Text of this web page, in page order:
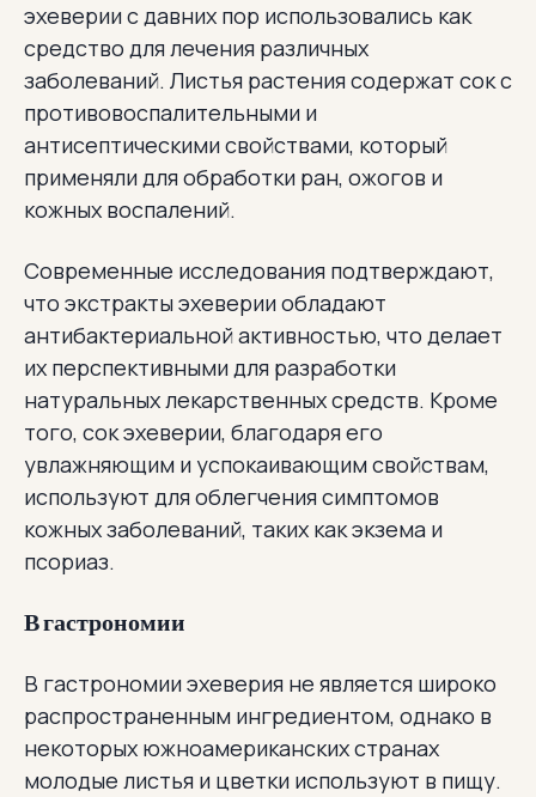
эхеверии с давних пор использовались как
средство для лечения различных
заболеваний. Листья растения содержат сок с
противовоспалительными и
антисептическими свойствами, который
применяли для обработки ран, ожогов и
кожных воспалений.
Современные исследования подтверждают,
что экстракты эхеверии обладают
антибактериальной активностью, что делает
их перспективными для разработки
натуральных лекарственных средств. Кроме
того, сок эхеверии, благодаря его
увлажняющим и успокаивающим свойствам,
используют для облегчения симптомов
кожных заболеваний, таких как экзема и
псориаз.
В гастрономии
В гастрономии эхеверия не является широко
распространенным ингредиентом, однако в
некоторых южноамериканских странах
молодые листья и цветки используют в пищу.